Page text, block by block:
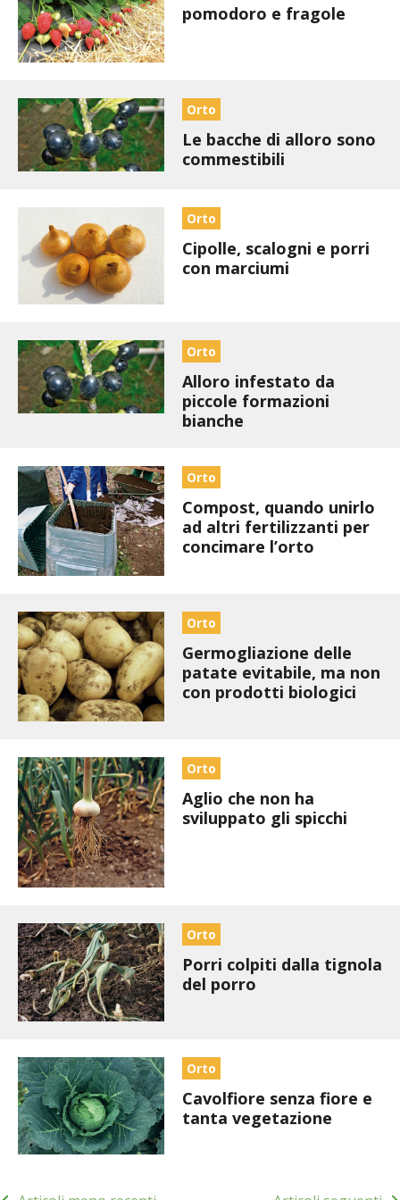
CUCINA
PRODOTTI
FARFALLE DELLA CAMPAGNA
STORIE DEI LETTORI
CONSERVARE LA FRUTTA
FACEM
STIHL
NOCCIOLA DI CALABRIA
PELLENC
SCONTI NOVEMBRE
COMPO
ZAPI GARDEN
BENZA
ORTO BIO – TECNICHE DI COLTIVAZIONE
TAP TRAP
IL MIO ORTO
IL MIO 2025
COLTIVARE L’OLIVO
pomodoro e fragole
Orto
Le bacche di alloro sono
commestibili
Orto
Cipolle, scalogni e porri
con marciumi
Orto
Alloro infestato da
piccole formazioni
bianche
Orto
Compost, quando unirlo
ad altri fertilizzanti per
concimare l’orto
Orto
Germogliazione delle
patate evitabile, ma non
con prodotti biologici
Orto
Aglio che non ha
sviluppato gli spicchi
Orto
Porri colpiti dalla tignola
del porro
Orto
Cavolfiore senza fiore e
tanta vegetazione